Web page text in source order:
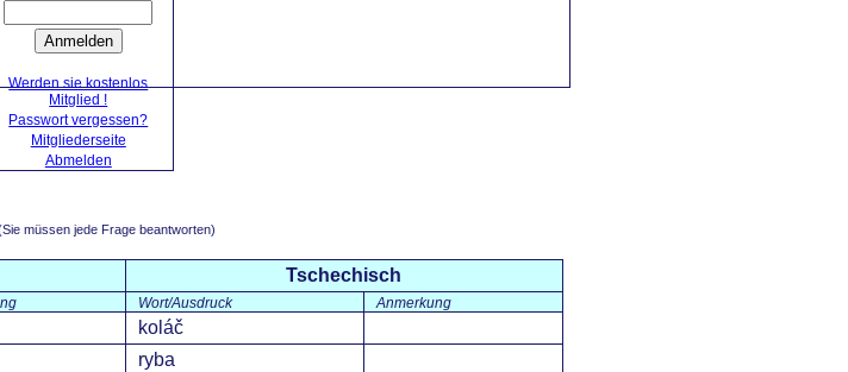
Anmelden
Werden sie kostenlos
Mitglied !
Passwort vergessen?
Mitgliederseite
Abmelden
müssen jede Frage beantworten)
Tschechisch
Wort/Ausdruck Anmerkung
koláč
ryba